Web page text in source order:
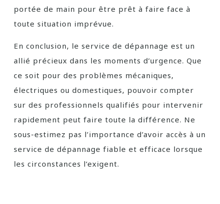
portée de main pour être prêt à faire face à
toute situation imprévue.
En conclusion, le service de dépannage est un
allié précieux dans les moments d’urgence. Que
ce soit pour des problèmes mécaniques,
électriques ou domestiques, pouvoir compter
sur des professionnels qualifiés pour intervenir
rapidement peut faire toute la différence. Ne
sous-estimez pas l’importance d’avoir accès à un
service de dépannage fiable et efficace lorsque
les circonstances l’exigent.